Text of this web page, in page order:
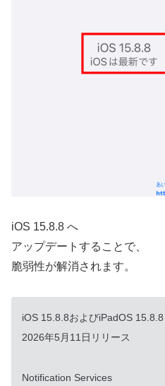
iOS 15.8.8 へ
アップデートすることで、
脆弱性が解消されます。
iOS 15.8.8およびiPadOS 15.8.8
2026年5月11日リリース
Notification Services